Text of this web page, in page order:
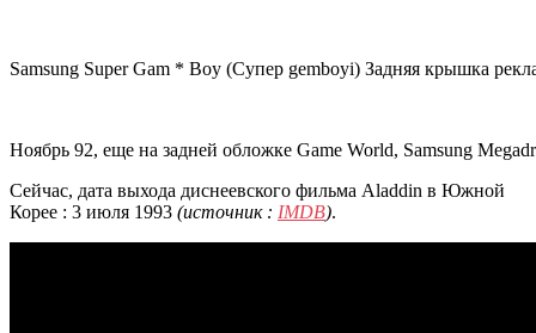
Samsung Super Gam * Boy (Супер gemboyi) Задняя крышка
Ноябрь 92, еще на задней обложке Game World, Samsung
Сейчас, дата выхода диснеевского фильма Aladdin в Южной
Корее : 3 июля 1993 (источник : IMDB).